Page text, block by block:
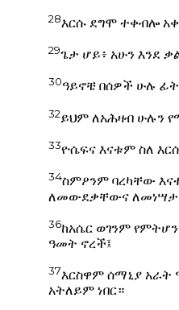
28እርሱ ደግሞ ተቀብሎ
29ጌታ ሆይ፥ አሁን እንደ
30ዓይኖቼ በሰዎች ሁሉ
32ይህም ለአሕዛብ ሁሉን
33ዮሴፍና እናቱም ስለ
34ስምዖንም ባረካቸው
ለመውደቃቸውና
36ከአሴር ወገንም
ዓመት ኖረች፤
37እርስዋም ሰማኒያ አራት
አትለይም ነበር።